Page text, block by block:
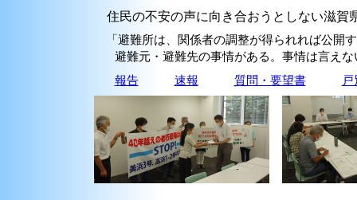
住民の不安の声に向き合おうとしない滋賀
「避難所は、関係者の調整が得られれば公開
避難元・避難先の事情がある。事情は言えな
報告
速報 質問・要望書